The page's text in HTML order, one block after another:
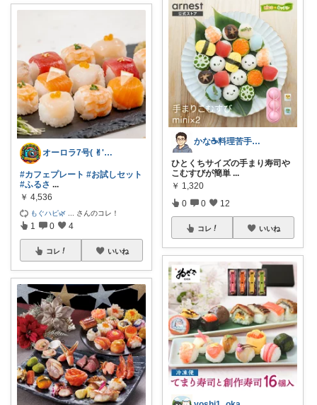
オーロラ7号( ✌︎'ω')✌︎
#カフェプレート #お試しセット
#ふるさ ...
￥ 4,536
もぐハピ🌿 さんのコレ！
1 0 4
コレ いいね
かな☕料理苦手男のキッチングッズ探し
ひとくちサイズの手まり寿司や
こむすびが簡単 ...
￥ 1,320
0 0 12
コレ いいね